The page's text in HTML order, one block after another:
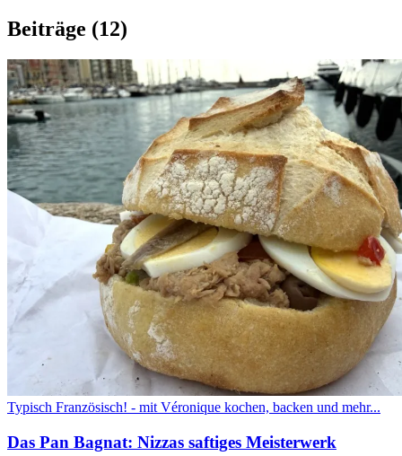
Beiträge (12)
Typisch Französisch! - mit Véronique kochen, backen und mehr...
Das Pan Bagnat: Nizzas saftiges Meisterwerk